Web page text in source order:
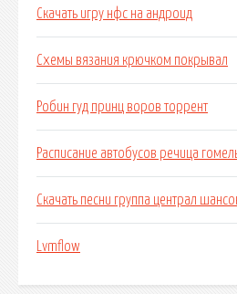
Скачать игру нфс на андроид
Схемы вязания крючком покрывал
Робин гуд принц воров торрент
Расписание автобусов речица
Скачать песни группа централ
Lvmflow